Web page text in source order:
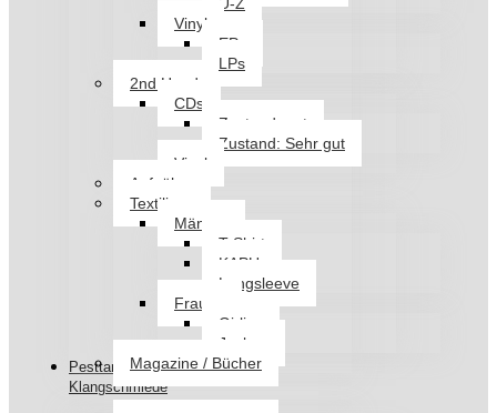
U-Z
Vinyl
EPs
LPs
2nd Hand
CDs
Zustand: gut
Zustand: Sehr gut
Vinyl
Aufnäher
Textilien
Männer
T-Shirt
KAPU
Longsleeve
Frauen
Girlies
Jacken
Magazine / Bücher
Pesttanz
Klangschmiede